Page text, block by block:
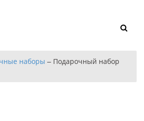
наборы – Подарочный набор